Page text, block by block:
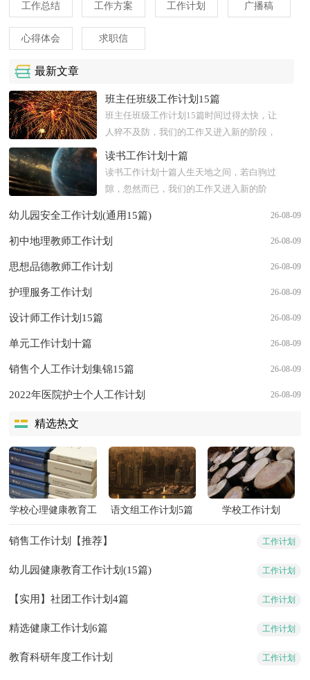
工作总结 工作方案 工作计划 广播稿
心得体会 求职信
最新文章
班主任班级工作计划15篇
班主任班级工作计划15篇时间过得太快，让
人猝不及防，我们的工作又进入新的阶段，
为了今后更好的工作发展，立即行动起来写
读书工作计划十篇
读书工作计划十篇人生天地之间，若白驹过
隙，忽然而已，我们的工作又进入新的阶
计划今后的学习，制定一份计划了...
26-08-09
幼儿园安全工作计划(通用15篇)
26-08-09
初中地理教师工作计划
26-08-09
思想品德教师工作计划
26-08-09
护理服务工作计划
26-08-09
设计师工作计划15篇
26-08-09
单元工作计划十篇
26-08-09
销售个人工作计划集锦15篇
26-08-09
2022年医院护士个人工作计划
精选热文
学校心理健康教育工
语文组工作计划5篇 学校工作计划
工作计划
销售工作计划【推荐】
工作计划
幼儿园健康教育工作计划(15篇)
工作计划
【实用】社团工作计划4篇
工作计划
精选健康工作计划6篇
工作计划
教育科研年度工作计划